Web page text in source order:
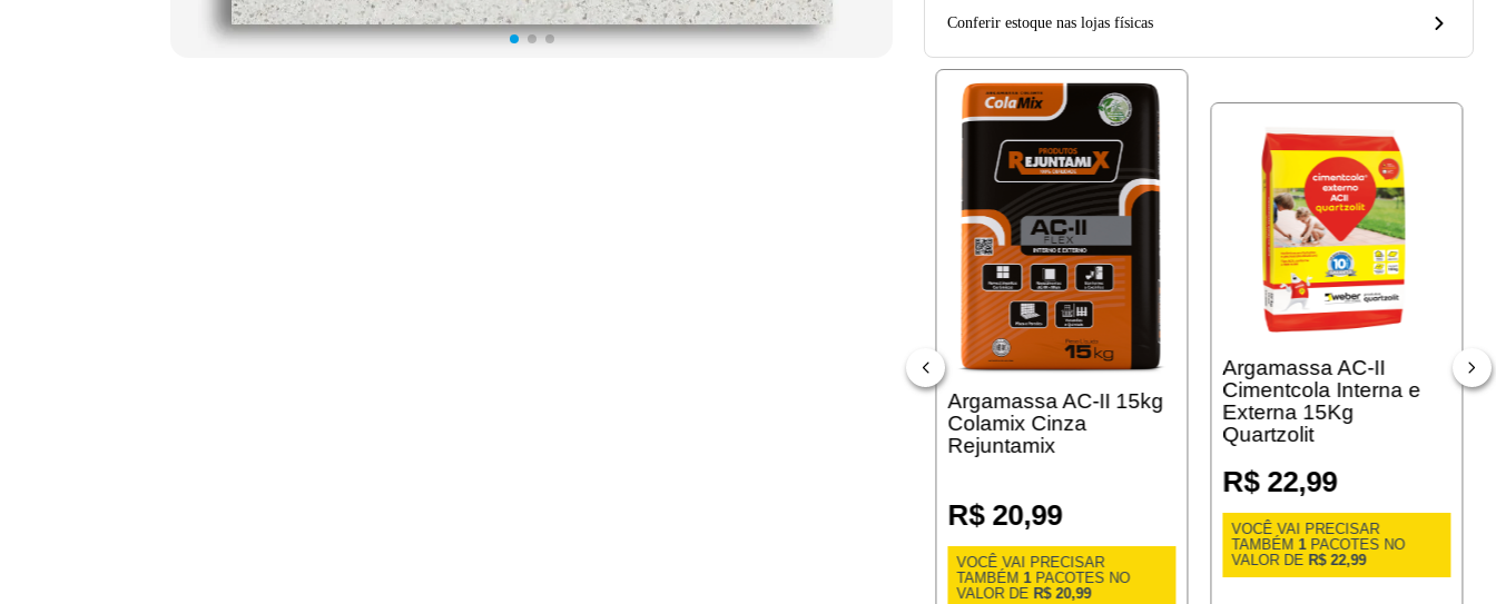
Conferir estoque nas lojas físicas
Argamassa AC-II 15kg
Colamix Cinza
Rejuntamix
R$ 20,99
VOCÊ VAI PRECISAR
TAMBÉM 1 PACOTES NO
VALOR DE R$ 20,99
Argamassa AC-II
Cimentcola Interna e
Externa 15Kg
Quartzolit
R$ 22,99
VOCÊ VAI PRECISAR
TAMBÉM 1 PACOTES NO
VALOR DE R$ 22,99